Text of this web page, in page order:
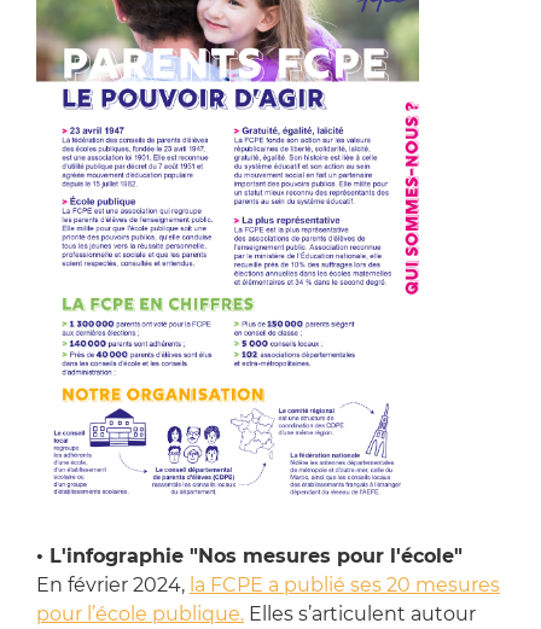
• L'infographie "Nos mesures pour l'école"
En février 2024, la FCPE a publié ses 20 mesures
pour l’école publique. Elles s’articulent autour